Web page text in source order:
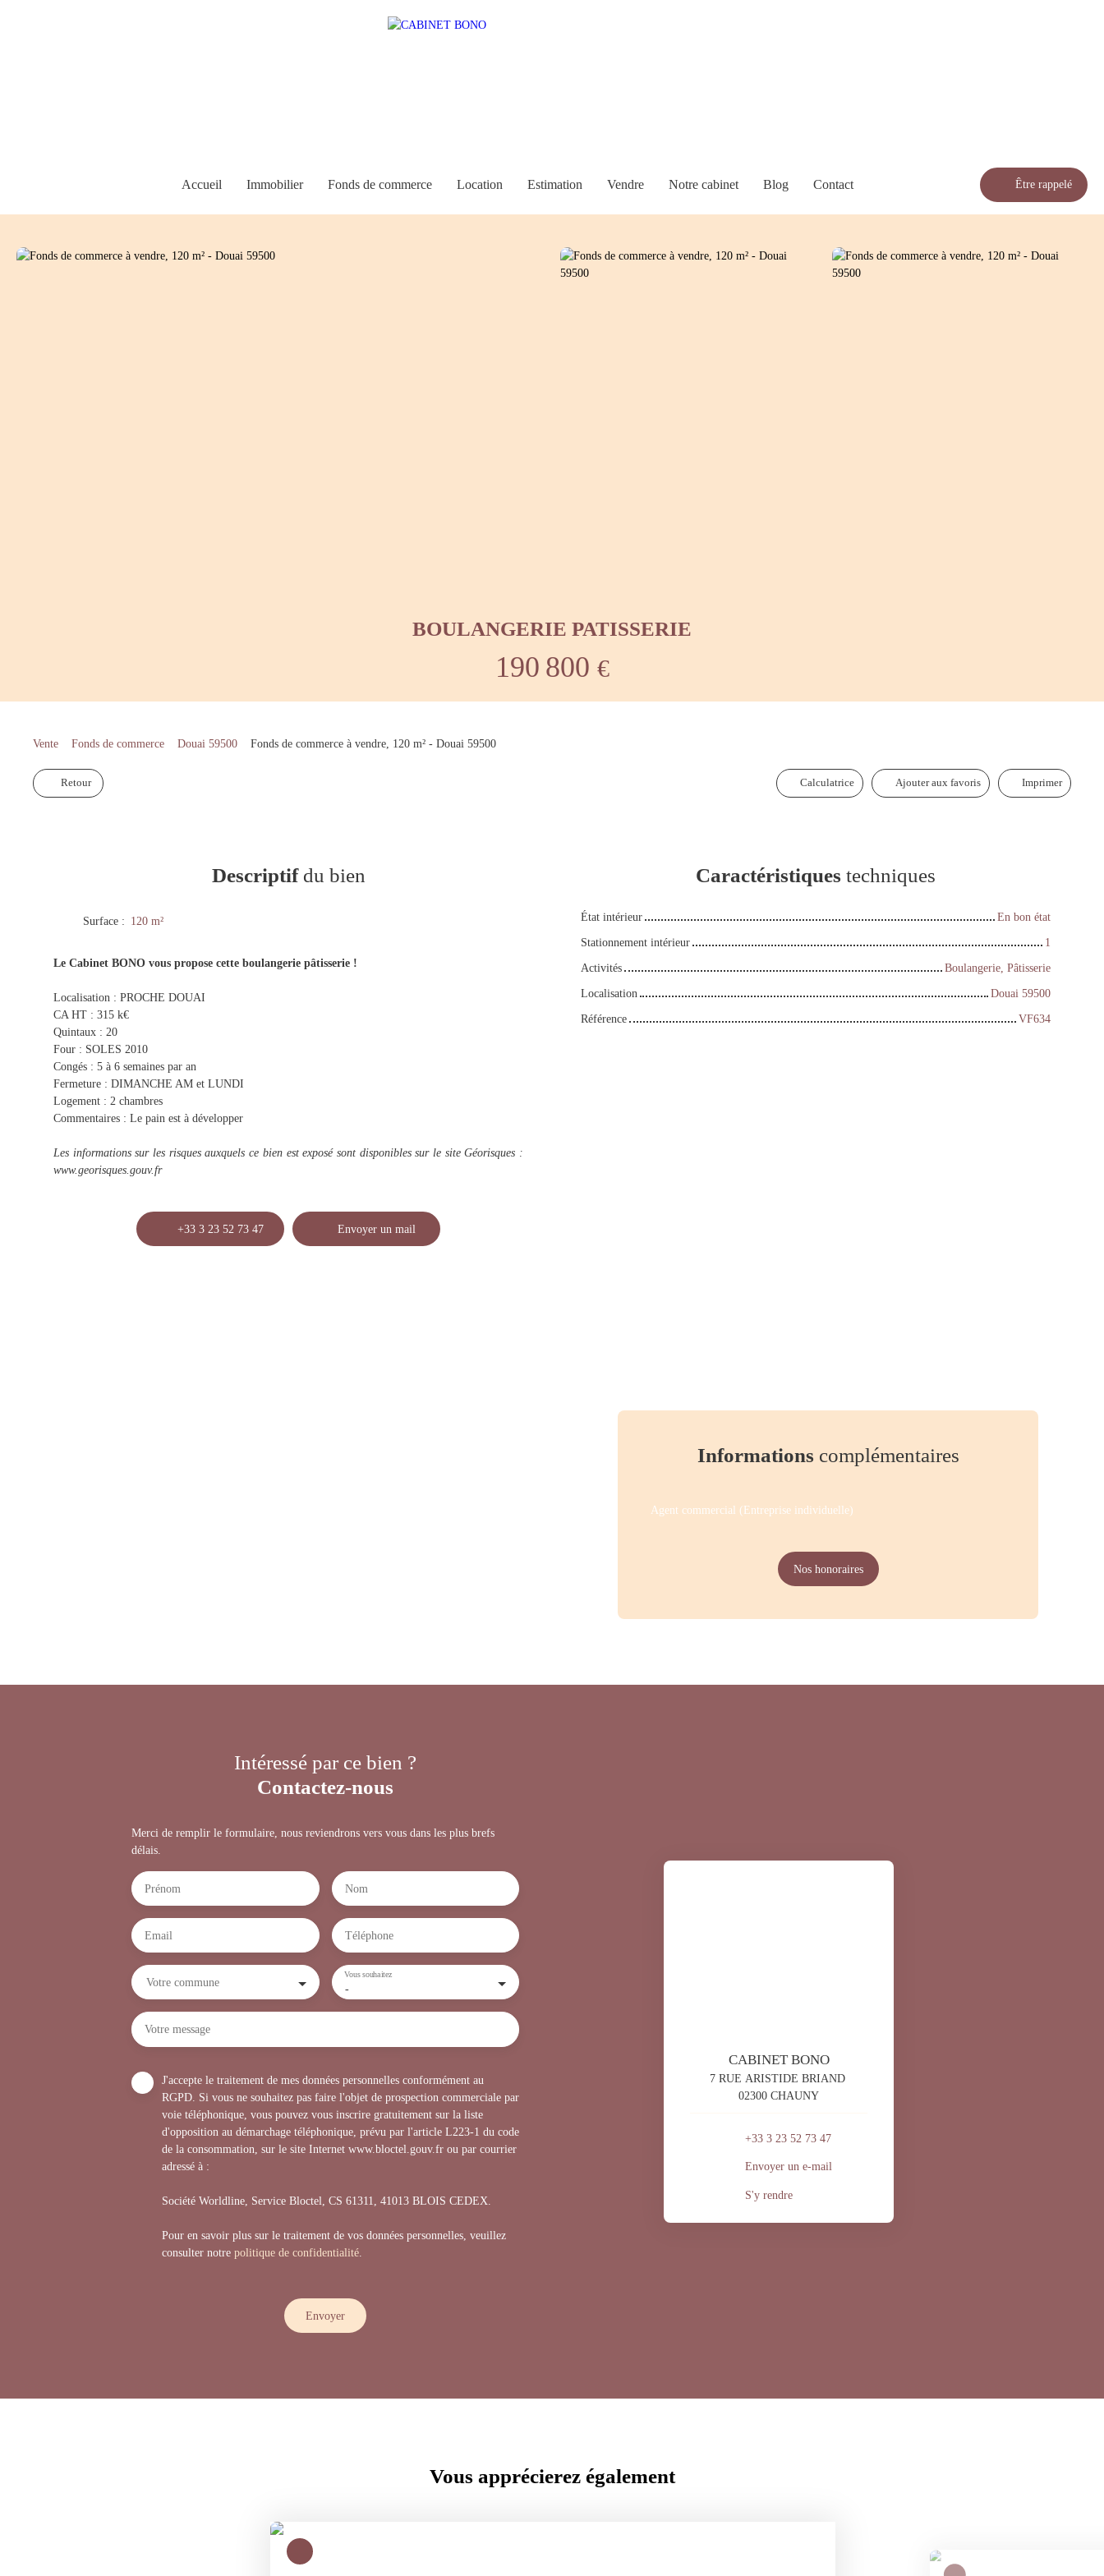
Accueil Immobilier Fonds de commerce Location Estimation Vendre Notre cabinet Blog Contact Être rappelé
BOULANGERIE PATISSERIE
190 800 €
Vente Fonds de commerce Douai 59500 Fonds de commerce à vendre, 120 m² - Douai 59500
Retour Calculatrice Ajouter aux favoris Imprimer
Descriptifdu bien
Surface : 120 m²
Le Cabinet BONO vous propose cette boulangerie pâtisserie !
Localisation : PROCHE DOUAI
CA HT : 315 k€
Quintaux : 20
Four : SOLES 2010
Congés : 5 à 6 semaines par an
Fermeture : DIMANCHE AM et LUNDI
Logement : 2 chambres
Commentaires : Le pain est à développer
Les informations sur les risques auxquels ce bien est exposé sont disponibles sur le site Géorisques :
www.georisques.gouv.fr
+33 3 23 52 73 47 Envoyer un mail
Caractéristiques techniques
État intérieur
En bon état
Stationnement intérieur
1
Activités
Boulangerie, Pâtisserie
Localisation
Douai 59500
Référence
VF634
Informations complémentaires
Agent commercial (Entreprise individuelle)
Nos honoraires
Intéressé par ce bien ?
Contactez-nous
Merci de remplir le formulaire, nous reviendrons vers vous dans les plus brefs
délais.
Prénom Nom
Email Téléphone
Votre commune -
Vous souhaitez
Votre message
J'accepte le traitement de mes données personnelles conformément au
RGPD. Si vous ne souhaitez pas faire l'objet de prospection commerciale par
voie téléphonique, vous pouvez vous inscrire gratuitement sur la liste
d'opposition au démarchage téléphonique, prévu par l'article L223-1 du code
de la consommation, sur le site Internet www.bloctel.gouv.fr ou par courrier
adressé à :
Société Worldline, Service Bloctel, CS 61311, 41013 BLOIS CEDEX.
Pour en savoir plus sur le traitement de vos données personnelles, veuillez
consulter notre politique de confidentialité
Envoyer
CABINET BONO
7 RUE ARISTIDE BRIAND
02300 CHAUNY
+33 3 23 52 73 47
Envoyer un e-mail
S'y rendre
Vous apprécierezégalement